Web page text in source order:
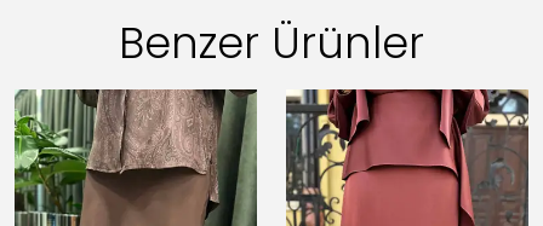
Benzer Ürünler